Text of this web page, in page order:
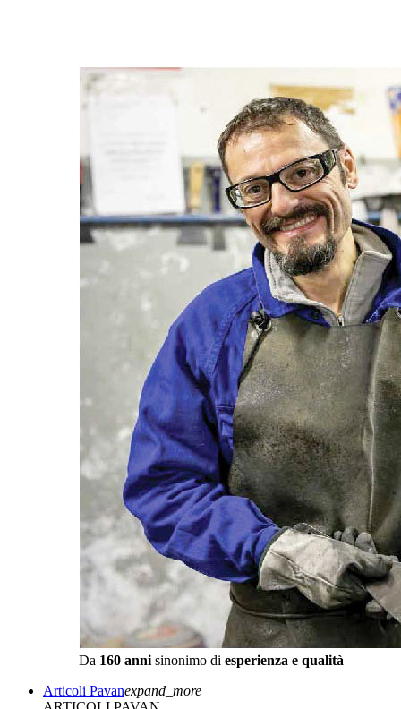
Da 160 anni sinonimo di esperienza e qualità
Articoli Pavanexpand_more